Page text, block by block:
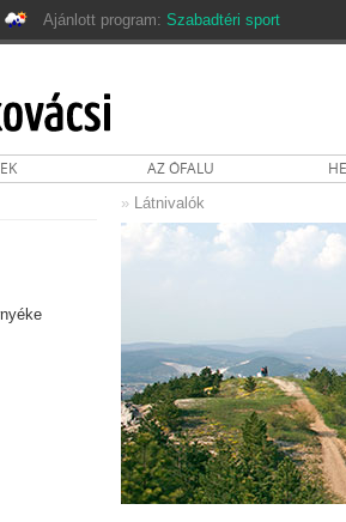
Ajánlott program: Szabadtéri sport
AZ ÓFALU
» Látnivalók